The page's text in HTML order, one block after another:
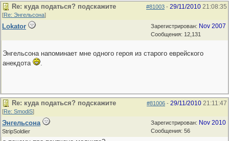
#81003 - 29/11/2010 21:08:35
Re: куда податься? подскажите
[Re: Энгельсона]
Зарегистрирован: Nov 2007
Сообщения: 12,131
Lokator
Энгельсона напоминает мне одного героя из старого еврейского
анекдота
.
#81006 - 29/11/2010 21:11:47
Re: куда податься? подскажите
[Re: SmodiS]
Зарегистрирован: Nov 2010
Сообщения: 56
Энгельсона
StripSoldier